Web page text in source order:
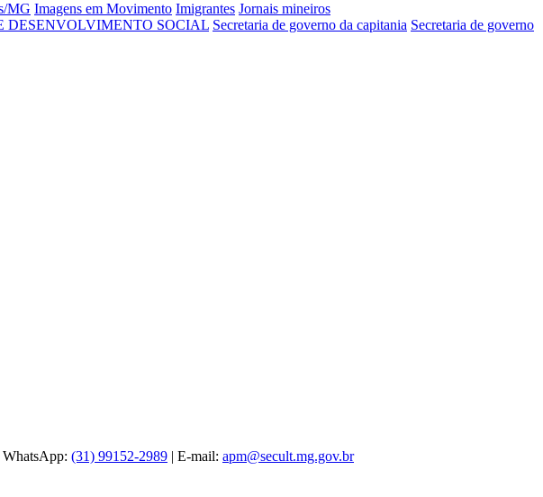
MG Imagens em Movimento Imigrantes Jornais mineiros
DESENVOLVIMENTO SOCIAL Secretaria de governo da capitania Secretaria de governo
WhatsApp: (31) 99152-2989 | E-mail: apm@secult.mg.gov.br